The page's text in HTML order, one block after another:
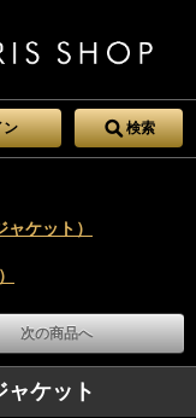
検索
ケット）
次の商品へ
ケット